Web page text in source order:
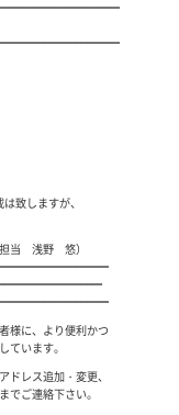
致しますが、
野 悠）
━━━━━━━━━━━━
様に、より便利かつ
ています。
ドレス追加・変更、
でご連絡下さい。